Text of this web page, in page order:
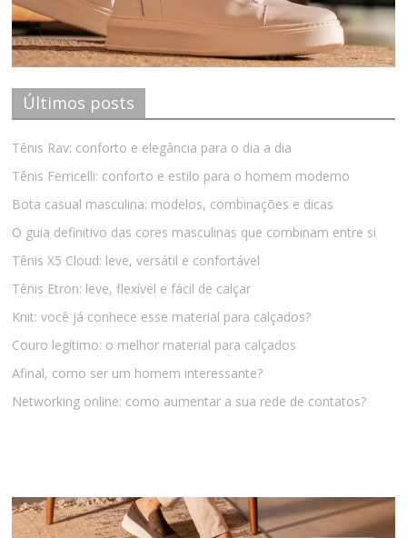
Últimos posts
Tênis Rav: conforto e elegância para o dia a dia
Tênis Ferricelli: conforto e estilo para o homem moderno
Bota casual masculina: modelos, combinações e dicas
O guia definitivo das cores masculinas que combinam entre si
Tênis X5 Cloud: leve, versátil e confortável
Tênis Etron: leve, flexível e fácil de calçar
Knit: você já conhece esse material para calçados?
Couro legítimo: o melhor material para calçados
Afinal, como ser um homem interessante?
Networking online: como aumentar a sua rede de contatos?